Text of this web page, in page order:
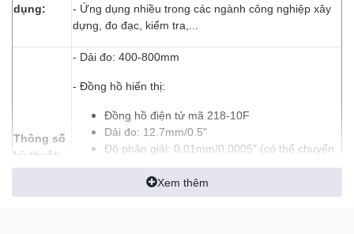
dụng:
- Ứng dụng nhiều trong các ngành công nghiệp xây
dựng, đo đạc, kiểm tra,...
Thông số
kỹ thuật:
- Dải đo: 400-800mm
- Đồng hồ hiển thị:
Đồng hồ điện tử mã 218-10F
Dải đo: 12.7mm/0.5"
Độ phân giải: 0.01mm/0.0005" (có thể chuyển
sang 0.002mm/0.0001")
- Độ chính xác: ±0.025mm
Xem thêm